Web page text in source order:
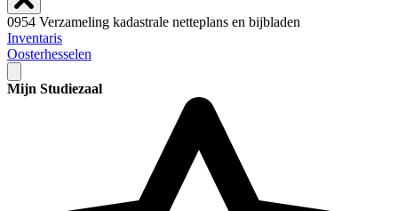
0954 Verzameling kadastrale netteplans en bijbladen
Inventaris
Oosterhesselen
Mijn Studiezaal